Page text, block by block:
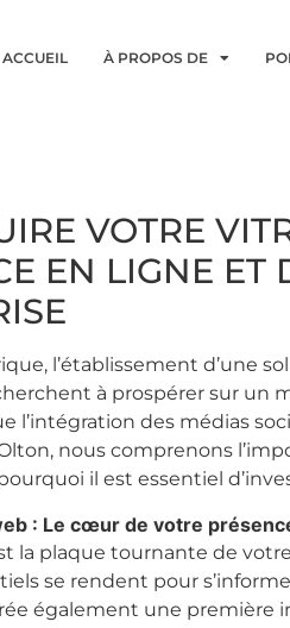
ACCUEIL À PROPOS DE
VOTRE
EN LIGNE ET
l’établissement d’une
à prospérer sur un
l’intégration des médias
nous comprenons
il est essentiel
: Le cœur de votre
la plaque tournante de
se rendent pour
également une première